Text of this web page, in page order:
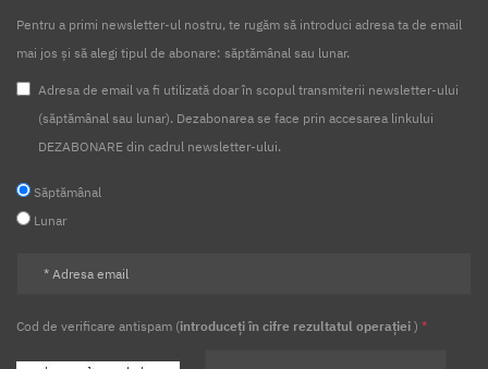
Pentru a primi newsletter-ul nostru, te rugăm să introduci adresa ta de email
mai jos și să alegi tipul de abonare: săptămânal sau lunar.
Adresa de email va fi utilizată doar în scopul transmiterii newsletter-ului
(săptămânal sau lunar). Dezabonarea se face prin accesarea linkului
DEZABONARE din cadrul newsletter-ului.
Săptămânal
Lunar
Cod de verificare antispam (introduceți în cifre rezultatul operației ) *